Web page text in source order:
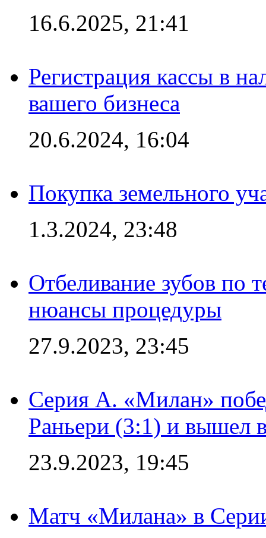
16.6.2025, 21:41
Регистрация кассы в
вашего бизнеса
20.6.2024, 16:04
Покупка земельного
1.3.2024, 23:48
Отбеливание зубов по
нюансы процедуры
27.9.2023, 23:45
Серия А. «Милан»
Раньери (3:1) и вышел
23.9.2023, 19:45
Матч «Милана» в